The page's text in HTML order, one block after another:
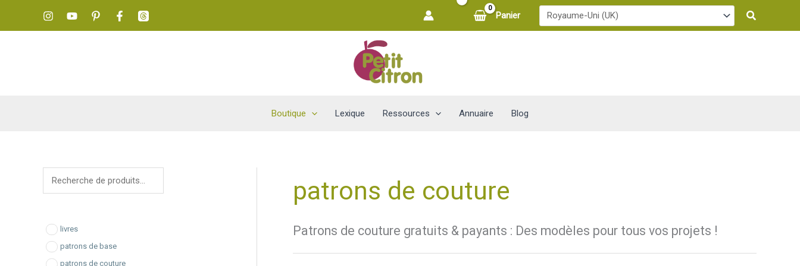
Panier
Boutique Lexique Ressources Annuaire Blog
e
h
e
livres
patrons de base
patrons de couture
patrons de couture
Patrons de couture gratuits & payants : Des modèles pour tous vos projets !